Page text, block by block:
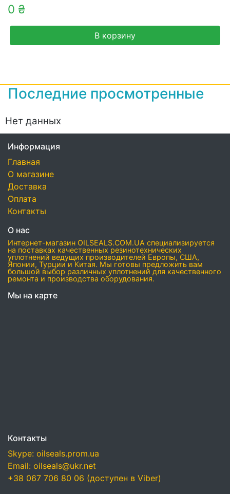
0 ₴
В корзину
Последние просмотренные
Нет данных
Информация
Главная
О магазине
Доставка
Оплата
Контакты
О нас
Интернет-магазин OILSEALS.COM.UA специализируется
на поставках качественных резинотехнических
уплотнений ведущих производителей Европы, США,
Японии, Турции и Китая. Мы готовы предложить вам
большой выбор различных уплотнений для качественного
ремонта и производства оборудования.
Мы на карте
Контакты
Skype: oilseals.prom.ua
Email: oilseals@ukr.net
+38 067 706 80 06 (доступен в Viber)